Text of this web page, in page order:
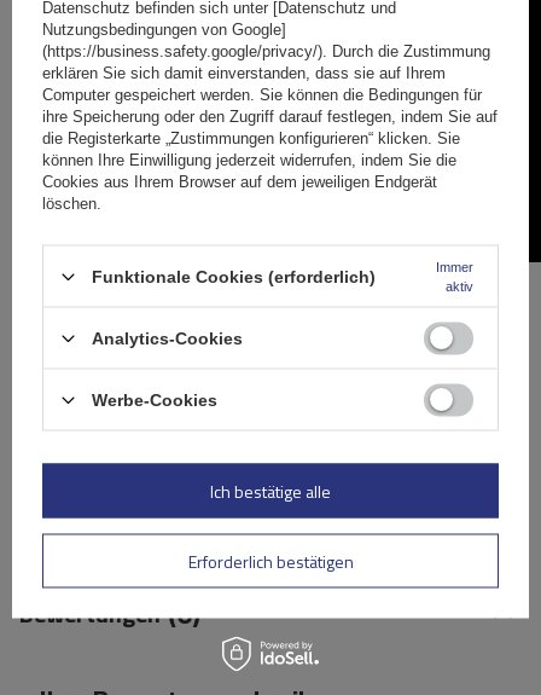
Spezifikation
Das Produkt passt zu Autos
Lieferung
Stelle eine Frage
Bewertungen(0)
Datenschutz befinden sich unter [Datenschutz und
Nutzungsbedingungen von Google]
(https://business.safety.google/privacy/). Durch die Zustimmung
erklären Sie sich damit einverstanden, dass sie auf Ihrem
Computer gespeichert werden. Sie können die Bedingungen für
ihre Speicherung oder den Zugriff darauf festlegen, indem Sie auf
die Registerkarte „Zustimmungen konfigurieren“ klicken. Sie
können Ihre Einwilligung jederzeit widerrufen, indem Sie die
Cookies aus Ihrem Browser auf dem jeweiligen Endgerät
löschen.
Funktionale Cookies (erforderlich)
Immer
aktiv
Analytics-Cookies
Werbe-Cookies
Erforderlich bestätigen
Ich bestätige alle